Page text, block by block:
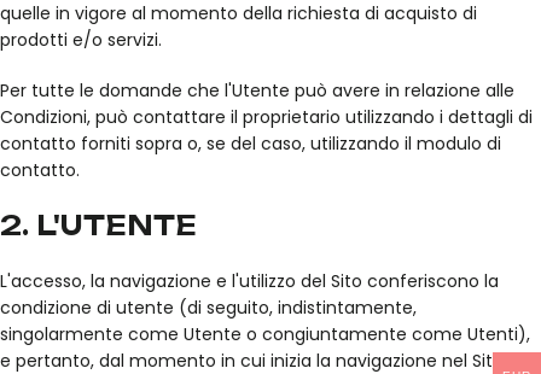
quelle in vigore al momento della richiesta di acquisto di
prodotti e/o servizi.
Per tutte le domande che l'Utente può avere in relazione alle
Condizioni, può contattare il proprietario utilizzando i dettagli di
contatto forniti sopra o, se del caso, utilizzando il modulo di
contatto.
2. L'UTENTE
L'accesso, la navigazione e l'utilizzo del Sito conferiscono la
condizione di utente (di seguito, indistintamente,
singolarmente come Utente o congiuntamente come Utenti),
e pertanto, dal momento in cui inizia la navigazione nel Sito, si